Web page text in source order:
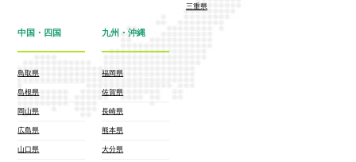
三重県
中国・四国
鳥取県
島根県
岡山県
広島県
山口県
九州・沖縄
福岡県
佐賀県
長崎県
熊本県
大分県